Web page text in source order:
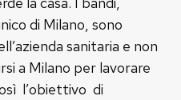
di Milano, sono
sanitaria e non
a Milano per lavorare
l’obiettivo di